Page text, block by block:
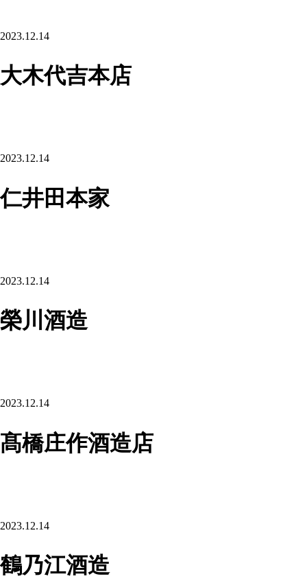
2023.12.14
大木代吉本店
2023.12.14
仁井田本家
2023.12.14
榮川酒造
2023.12.14
髙橋庄作酒造店
2023.12.14
鶴乃江酒造